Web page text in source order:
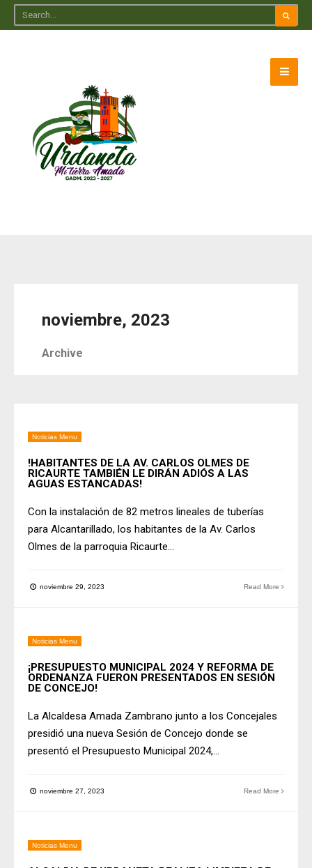
noviembre, 2023
Archive
Noticias Menu
!HABITANTES DE LA AV. CARLOS OLMES DE
RICAURTE TAMBIÉN LE DIRÁN ADIÓS A LAS
AGUAS ESTANCADAS!
Con la instalación de 82 metros lineales de tuberías
para Alcantarillado, los habitantes de la Av. Carlos
Olmes de la parroquia Ricaurte...
noviembre 29, 2023 Read More
Noticias Menu
¡PRESUPUESTO MUNICIPAL 2024 Y REFORMA DE
ORDENANZA FUERON PRESENTADOS EN SESIÓN
DE CONCEJO!
La Alcaldesa Amada Zambrano junto a los Concejales
presidió una nueva Sesión de Concejo donde se
presentó el Presupuesto Municipal 2024,...
noviembre 27, 2023 Read More
Noticias Menu